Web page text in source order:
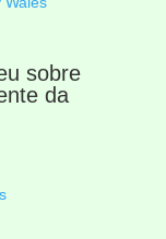
sobre
da